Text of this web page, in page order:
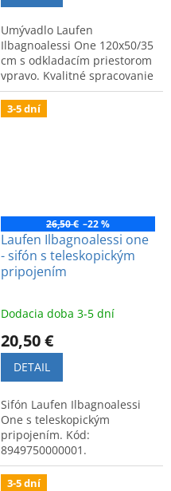
Umývadlo Laufen
Ilbagnoalessi One 120x50/35
cm s odkladacím priestorom
vpravo. Kvalitné spracovanie
a moderný dizajn. Kód:
8149734001041.
3-5 dní
26,50 € –22 %
Laufen Ilbagnoalessi one
- sifón s teleskopickým
pripojením
Dodacia doba 3-5 dní
20,50 €
DETAIL
Sifón Laufen Ilbagnoalessi
One s teleskopickým
pripojením. Kód:
8949750000001.
3-5 dní